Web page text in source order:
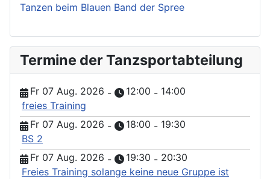
Tanzen beim Blauen Band der Spree
Termine der Tanzsportabteilung
Fr 07 Aug. 2026 - 12:00 - 14:00
freies Training
Fr 07 Aug. 2026 - 18:00 - 19:30
BS 2
Fr 07 Aug. 2026 - 19:30 - 20:30
Freies Training solange keine neue Gruppe ist